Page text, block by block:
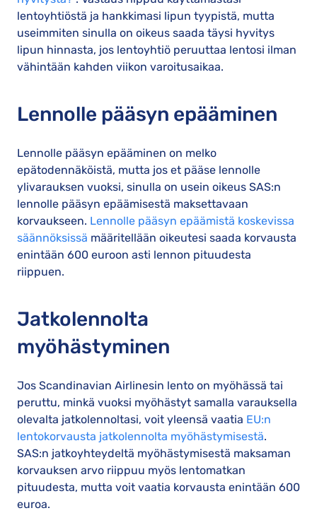
lentoyhtiöstä ja hankkimasi lipun tyypistä, mutta
useimmiten sinulla on oikeus saada täysi hyvitys
lipun hinnasta, jos lentoyhtiö peruuttaa lentosi ilman
vähintään kahden viikon varoitusaikaa.
Lennolle pääsyn epääminen
Lennolle pääsyn epääminen on melko
epätodennäköistä, mutta jos et pääse lennolle
ylivarauksen vuoksi, sinulla on usein oikeus SAS:n
lennolle pääsyn epäämisestä maksettavaan
korvaukseen. Lennolle pääsyn epäämistä koskevissa
säännöksissä määritellään oikeutesi saada korvausta
enintään 600 euroon asti lennon pituudesta
riippuen.
Jatkolennolta
myöhästyminen
Jos Scandinavian Airlinesin lento on myöhässä tai
peruttu, minkä vuoksi myöhästyt samalla varauksella
olevalta jatkolennoltasi, voit yleensä vaatia EU:n
lentokorvausta jatkolennolta myöhästymisestä.
SAS:n jatkoyhteydeltä myöhästymisestä maksaman
korvauksen arvo riippuu myös lentomatkan
pituudesta, mutta voit vaatia korvausta enintään 600
euroa.